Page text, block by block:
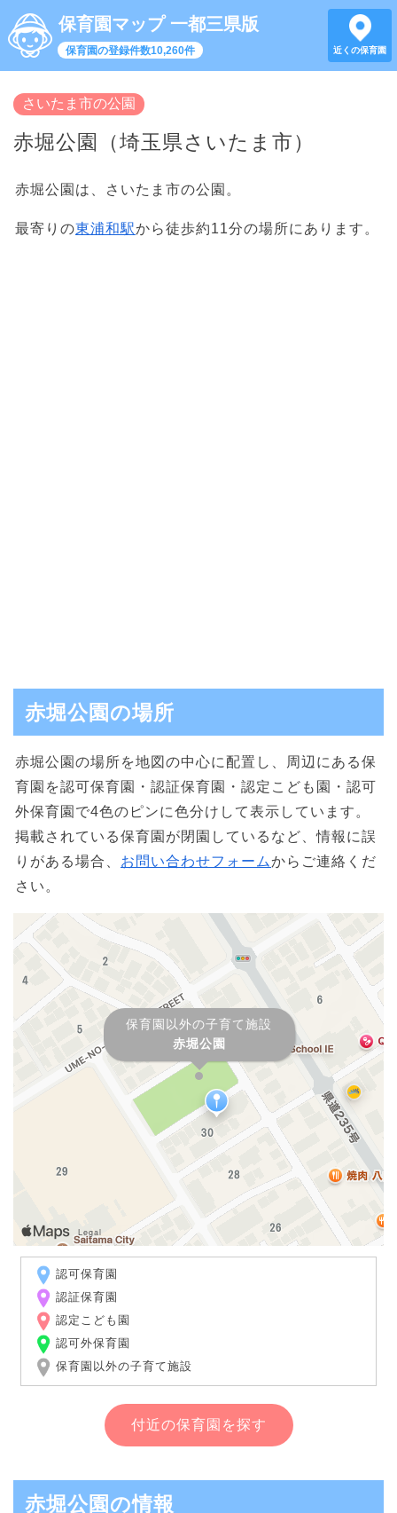
保育園マップ 一都三県版
保育園の登録件数10,260件 近くの保育園
さいたま市の公園
赤堀公園（埼玉県さいたま市）
赤堀公園は、さいたま市の公園。
最寄りの東浦和駅から徒歩約11分の場所にあります。
赤堀公園の場所
赤堀公園の場所を地図の中心に配置し、周辺にある保
育園を認可保育園・認証保育園・認定こども園・認可
外保育園で4色のピンに色分けして表示しています。
掲載されている保育園が閉園しているなど、情報に誤
りがある場合、 お問い合わせフォームからご連絡くだ
さい。
保育園以外の子育て施設
赤堀公園
認可保育園
認証保育園
認定こども園
認可外保育園
保育園以外の子育て施設
付近の保育園を探す
赤堀公園の情報